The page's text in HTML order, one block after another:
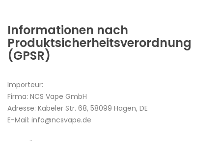
Informationen nach
Produktsicherheitsverordnung
(GPSR)
Importeur:
Firma: NCS Vape GmbH
Adresse: Kabeler Str. 68, 58099 Hagen, DE
E-Mail: info@ncsvape.de